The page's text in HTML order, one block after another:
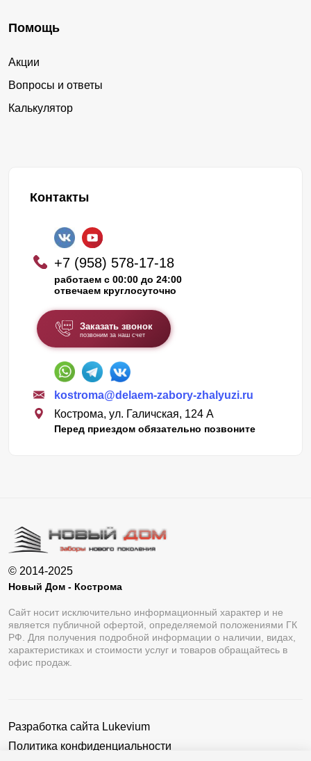
Помощь
Акции
Вопросы и ответы
Калькулятор
Контакты
+7 (958) 578-17-18
работаем с 00:00 до 24:00
отвечаем круглосуточно
Заказать звонок
позвоним за наш счет
kostroma@delaem-zabory-zhalyuzi.ru
Кострома, ул. Галичская, 124 А
Перед приездом обязательно позвоните
© 2014-2025
Новый Дом - Кострома
Сайт носит исключительно информационный характер и не
является публичной офертой, определяемой положениями ГК
РФ. Для получения подробной информации о наличии, видах,
характеристиках и стоимости услуг и товаров обращайтесь в
офис продаж.
Разработка сайта Lukevium
Политика конфиденциальности